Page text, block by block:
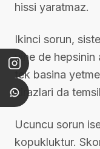
hissi yaratmaz.
Ikinci sorun,
yine de hepsinin
tek basina
itirazlari da
Ucuncu sorun
kopukluktur.